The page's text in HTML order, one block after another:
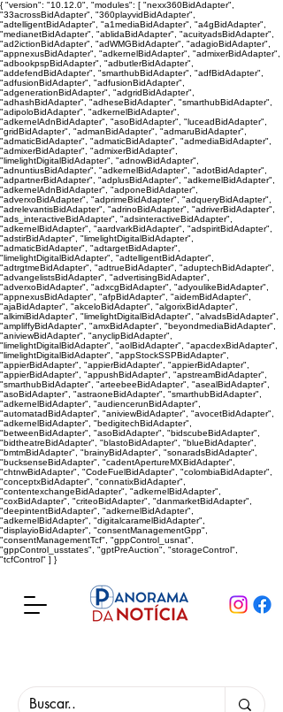
{ "version": "10.12.0", "modules": [ "nexx360BidAdapter",
"33acrossBidAdapter", "360playvidBidAdapter",
"adtelligentBidAdapter", "a1mediaBidAdapter", "a4gBidAdapter",
"medianetBidAdapter", "ablidaBidAdapter", "acuityadsBidAdapter",
"ad2ictionBidAdapter", "adWMGBidAdapter", "adagioBidAdapter",
"appnexusBidAdapter", "adkernelBidAdapter", "admixerBidAdapter",
"adbookpspBidAdapter", "adbutlerBidAdapter",
"addefendBidAdapter", "smarthubBidAdapter", "adfBidAdapter",
"adfusionBidAdapter", "adfusionBidAdapter",
"adgenerationBidAdapter", "adgridBidAdapter",
"adhashBidAdapter", "adheseBidAdapter", "smarthubBidAdapter",
"adipoloBidAdapter", "adkernelBidAdapter",
"adkernelAdnBidAdapter", "asoBidAdapter", "luceadBidAdapter",
"gridBidAdapter", "admanBidAdapter", "admaruBidAdapter",
"admaticBidAdapter", "admaticBidAdapter", "admediaBidAdapter",
"admixerBidAdapter", "admixerBidAdapter",
"limelightDigitalBidAdapter", "adnowBidAdapter",
"adnuntiusBidAdapter", "adkernelBidAdapter", "adotBidAdapter",
"adpartnerBidAdapter", "adplusBidAdapter", "adkernelBidAdapter",
"adkernelAdnBidAdapter", "adponeBidAdapter",
"adverxoBidAdapter", "adprimeBidAdapter", "adqueryBidAdapter",
"adrelevantisBidAdapter", "adrinoBidAdapter", "adriverBidAdapter",
"ads_interactiveBidAdapter", "adsinteractiveBidAdapter",
"adkernelBidAdapter", "aardvarkBidAdapter", "adspiritBidAdapter",
"adstirBidAdapter", "limelightDigitalBidAdapter",
"admaticBidAdapter", "adtargetBidAdapter",
"limelightDigitalBidAdapter", "adtelligentBidAdapter",
"adtrgtmeBidAdapter", "adtrueBidAdapter", "aduptechBidAdapter",
"advangelistsBidAdapter", "advertisingBidAdapter",
"adverxoBidAdapter", "adxcgBidAdapter", "adyoulikeBidAdapter",
"appnexusBidAdapter", "afpBidAdapter", "aidemBidAdapter",
"ajaBidAdapter", "akceloBidAdapter", "algorixBidAdapter",
"alkimiBidAdapter", "limelightDigitalBidAdapter", "alvadsBidAdapter",
"ampliffyBidAdapter", "amxBidAdapter", "beyondmediaBidAdapter",
"aniviewBidAdapter", "anyclipBidAdapter",
"limelightDigitalBidAdapter", "aolBidAdapter", "apacdexBidAdapter",
"limelightDigitalBidAdapter", "appStockSSPBidAdapter",
"appierBidAdapter", "appierBidAdapter", "appierBidAdapter",
"appierBidAdapter", "appushBidAdapter", "apstreamBidAdapter",
"smarthubBidAdapter", "arteebeeBidAdapter", "asealBidAdapter",
"asoBidAdapter", "astraoneBidAdapter", "smarthubBidAdapter",
"adkernelBidAdapter", "audiencerunBidAdapter",
"automatadBidAdapter", "aniviewBidAdapter", "avocetBidAdapter",
"adkernelBidAdapter", "bedigitechBidAdapter",
"betweenBidAdapter", "asoBidAdapter", "bidscubeBidAdapter",
"bidtheatreBidAdapter", "blastoBidAdapter", "blueBidAdapter",
"bmtmBidAdapter", "brainyBidAdapter", "sonaradsBidAdapter",
"bucksenseBidAdapter", "cadentApertureMXBidAdapter",
"chtnwBidAdapter", "CodeFuelBidAdapter", "colombiaBidAdapter",
"conceptxBidAdapter", "connatixBidAdapter",
"contentexchangeBidAdapter", "adkernelBidAdapter",
"coxBidAdapter", "criteoBidAdapter", "danmarketBidAdapter",
"deepintentBidAdapter", "adkernelBidAdapter",
"adkernelBidAdapter", "digitalcaramelBidAdapter",
"displayioBidAdapter", "consentManagementGpp",
"consentManagementTcf", "gppControl_usnat",
"gppControl_usstates", "gptPreAuction", "storageControl",
"tcfControl" ] }